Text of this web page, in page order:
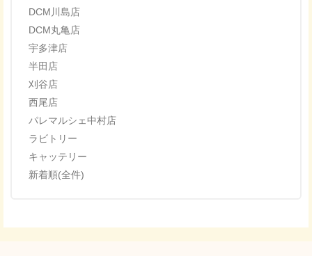
DCM川島店
DCM丸亀店
宇多津店
半田店
刈谷店
西尾店
パレマルシェ中村店
ラビトリー
キャッテリー
新着順(全件)